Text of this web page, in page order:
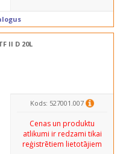
II D 20L
Kods: 527001.007
Cenas un produktu
atlikumi ir redzami tikai
reģistrētiem lietotājiem